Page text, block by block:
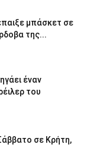
μπάσκετ σε
της...
έναν
του
σε Κρήτη,